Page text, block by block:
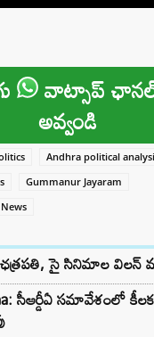
వాట్సాప్
అవ్వండి
Andhra political
Gummanur Jayaram
ఛత్రపతి, సై సినిమాల విలన్
సీఆర్డీఏ సమావేశంలో